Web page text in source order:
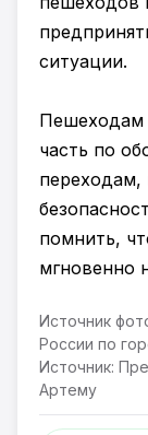
ситуации.
Пешеходам
часть по
переходам,
помнить,
мгновенно
Источник
России по
Источник:
Артему